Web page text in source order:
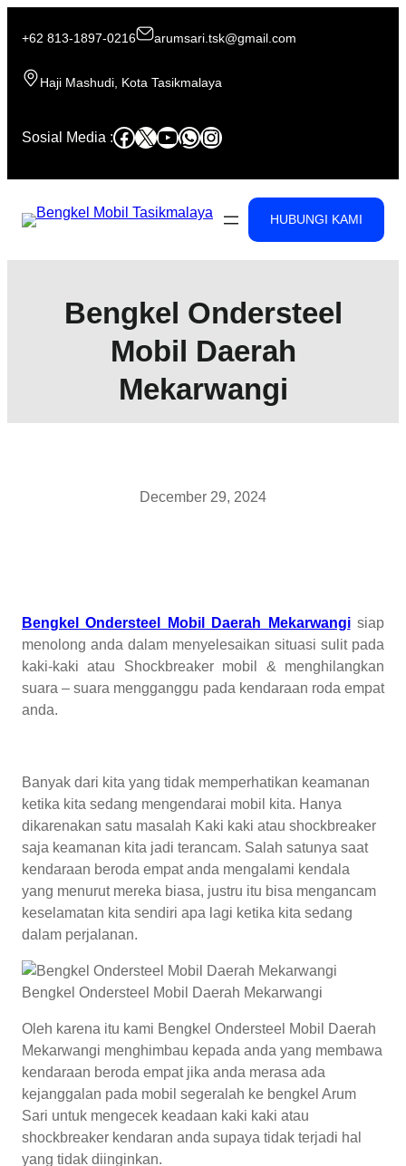
+62 813-1897-0216 arumsari.tsk@gmail.com
Haji Mashudi, Kota Tasikmalaya
Sosial Media :Facebook
X YouTube
WhatsApp
Instagram
HUBUNGI KAMI
Bengkel Ondersteel
Mobil Daerah
Mekarwangi
December 29, 2024
Bengkel Ondersteel Mobil Daerah Mekarwangisiap
menolong anda dalam menyelesaikan situasi sulit pada
kaki-kaki atau Shockbreaker mobil & menghilangkan
suara – suara mengganggu pada kendaraan roda empat
anda.
Banyak dari kita yang tidak memperhatikan keamanan
ketika kita sedang mengendarai mobil kita. Hanya
dikarenakan satu masalah Kaki kaki atau shockbreaker
saja keamanan kita jadi terancam. Salah satunya saat
kendaraan beroda empat anda mengalami kendala
yang menurut mereka biasa, justru itu bisa mengancam
keselamatan kita sendiri apa lagi ketika kita sedang
dalam perjalanan.
Bengkel Ondersteel Mobil Daerah Mekarwangi
Oleh karena itu kami Bengkel Ondersteel Mobil Daerah
Mekarwangi menghimbau kepada anda yang membawa
kendaraan beroda empat jika anda merasa ada
kejanggalan pada mobil segeralah ke bengkel Arum
Sari untuk mengecek keadaan kaki kaki atau
shockbreaker kendaran anda supaya tidak terjadi hal
yang tidak diinginkan.